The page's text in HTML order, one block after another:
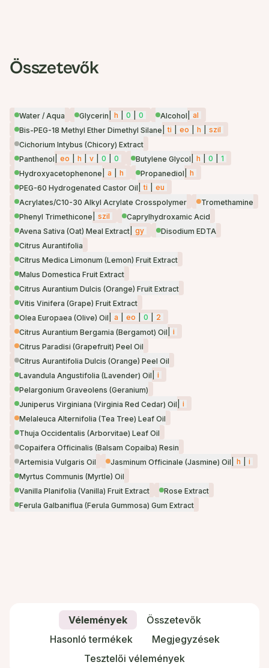
Összetevők
Water / Aqua Glycerin h 0 0 Alcohol
al
Bis-PEG-18 Methyl Ether Dimethyl Silane
ti eo h
szil
Cichorium Intybus (Chicory) Extract
Panthenol
eo h v 0 0 Butylene Glycol h 0
1
Hydroxyacetophenone
a h Propanediol
h
PEG-60 Hydrogenated Castor Oil
ti
eu
Acrylates/C10-30 Alkyl Acrylate Crosspolymer
Tromethamine
Phenyl Trimethicone
szil
Caprylhydroxamic Acid
Avena Sativa (Oat) Meal Extract gy
Disodium EDTA
Citrus Aurantifolia
Citrus Medica Limonum (Lemon) Fruit Extract
Malus Domestica Fruit Extract
Citrus Aurantium Dulcis (Orange) Fruit Extract
Vitis Vinifera (Grape) Fruit Extract
Olea Europaea (Olive) Oil
a eo 0
2
Citrus Aurantium Bergamia (Bergamot) Oil
i
Citrus Paradisi (Grapefruit) Peel Oil
Citrus Aurantifolia Dulcis (Orange) Peel Oil
Lavandula Angustifolia (Lavender) Oil
i
Pelargonium Graveolens (Geranium)
Juniperus Virginiana (Virginia Red Cedar) Oil
i
Melaleuca Alternifolia (Tea Tree) Leaf Oil
Thuja Occidentalis (Arborvitae) Leaf Oil
Copaifera Officinalis (Balsam Copaiba) Resin
Artemisia Vulgaris Oil
Jasminum Officinale (Jasmine) Oil h
i
Myrtus Communis (Myrtle) Oil
Vanilla Planifolia (Vanilla) Fruit Extract
Rose Extract
Ferula Galbaniflua (Ferula Gummosa) Gum Extract
Vélemények
Összetevők
Hasonló termékek
Megjegyzések
Tesztelői vélemények